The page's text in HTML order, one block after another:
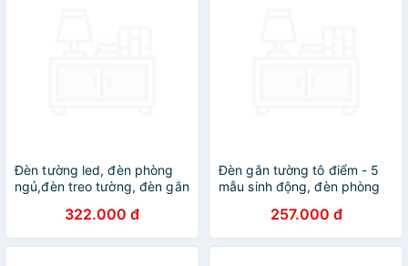
Đèn tường led, đèn phòng
ngủ,đèn treo tường, đèn gắn
decor, đèn DT322.000 đ
Đèn gắn tường tô điểm - 5
mẫu sinh động, đèn phòng
257.000 đ